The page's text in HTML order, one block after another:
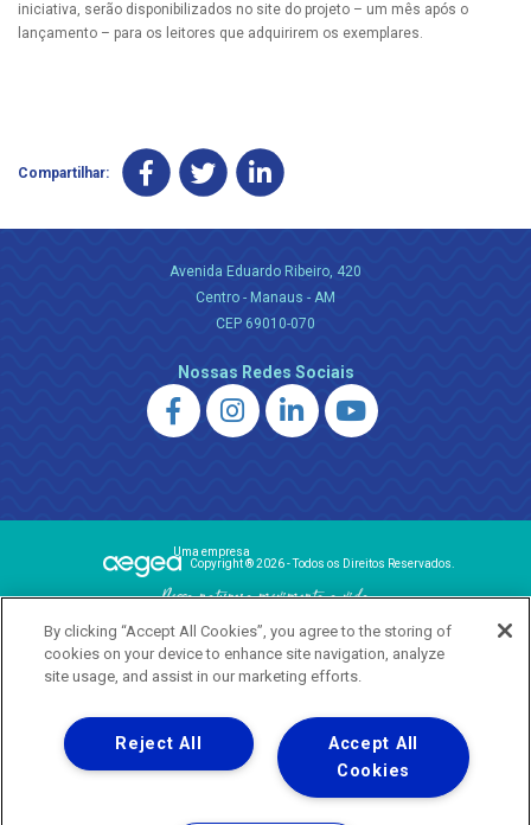
iniciativa, serão disponibilizados no site do projeto – um mês após o
lançamento – para os leitores que adquirirem os exemplares.
Compartilhar:
Avenida Eduardo Ribeiro, 420
Centro - Manaus - AM
CEP 69010-070
Nossas Redes Sociais
Uma empresa
Copyright ® 2026 - Todos os Direitos Reservados.
Nossa natureza movimenta a vida
Termos Gerais de Uso de Sites e Aplicativos
Política de Privacidade e Proteção de Dados
By clicking “Accept All Cookies”, you agree to the storing of
cookies on your device to enhance site navigation, analyze
site usage, and assist in our marketing efforts.
Accept All
Cookies
Reject All